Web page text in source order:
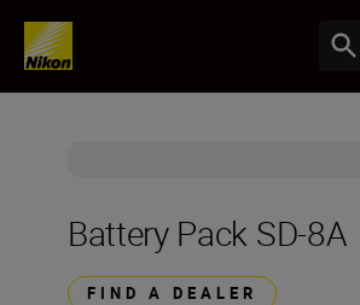
Battery Pack SD-8A
FIND A DEALER